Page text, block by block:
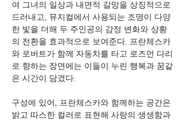
여 그녀의 일상과 내면적 갈망을 상징적으로
드러내고, 뮤지컬에서 사용되는 조명이 다양
한 빛을 더해 두 주인공의 감정 변화와 상황
의 전환을 효과적으로 보여준다. 프란체스카
와 로버트가 함께 자동차를 타고 로즈먼 다리
로 향하는 장면에는 이들이 누린 행복과 꿈같
은 시간이 담겼다.
구성에 있어, 프란체스카와 함께하는 공간은
밝고 따스한 컬러로 표현해 사랑의 생생함과